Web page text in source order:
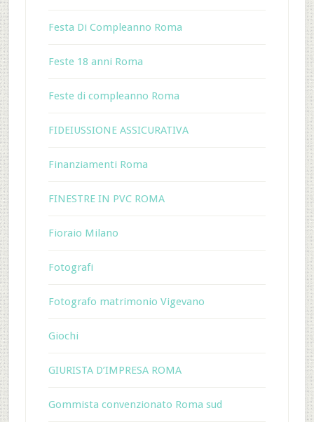
Festa Di Compleanno Roma
Feste 18 anni Roma
Feste di compleanno Roma
FIDEIUSSIONE ASSICURATIVA
Finanziamenti Roma
FINESTRE IN PVC ROMA
Fioraio Milano
Fotografi
Fotografo matrimonio Vigevano
Giochi
GIURISTA D’IMPRESA ROMA
Gommista convenzionato Roma sud